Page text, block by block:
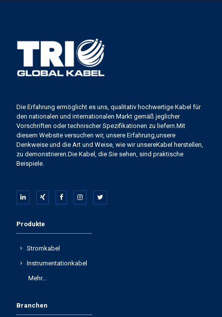
Die Erfahrung ermöglicht es uns, qualitativ hochwertige Kabel für
den nationalen und internationalen Markt gemäß jeglicher
Vorschriften oder technischer Spezifikationen zu liefern.Mit
diesem Website versuchen wir, unsere Erfahrung,unsere
Denkweise und die Art und Weise, wie wir unsereKabel herstellen,
zu demonstrieren.Die Kabel, die Sie sehen, sind praktische
Beispiele.
Produkte
Stromkabel
Instrumentationkabel
Mehr...
Branchen